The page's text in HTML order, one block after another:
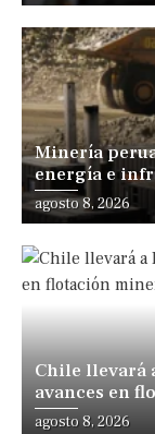
Minería
energía e
expansión
agosto 8, 2026
Chile llevará
avances en
agosto 8, 2026